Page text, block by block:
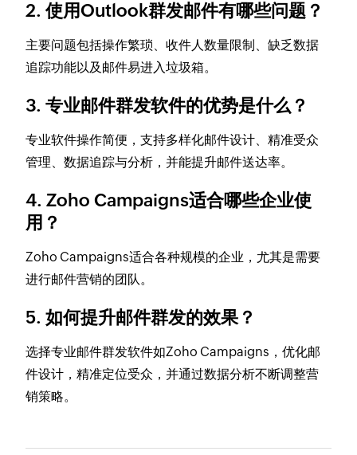
2. 使用Outlook群发邮件有哪些问题？
主要问题包括操作繁琐、收件人数量限制、缺乏数据
追踪功能以及邮件易进入垃圾箱。
3. 专业邮件群发软件的优势是什么？
专业软件操作简便，支持多样化邮件设计、精准受众
管理、数据追踪与分析，并能提升邮件送达率。
4. Zoho Campaigns适合哪些企业使
用？
Zoho Campaigns适合各种规模的企业，尤其是需要
进行邮件营销的团队。
5. 如何提升邮件群发的效果？
选择专业邮件群发软件如Zoho Campaigns，优化邮
件设计，精准定位受众，并通过数据分析不断调整营
销策略。